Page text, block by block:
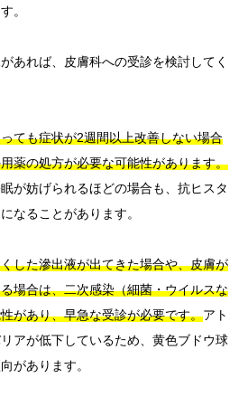
。
あれば、皮膚科への受診を検討してく
ても症状が2週間以上改善しない場合
薬の処方が必要な可能性があります。
が妨げられるほどの場合も、抗ヒスタ
なることがあります。
した滲出液が出てきた場合や、皮膚が
場合は、二次感染（細菌・ウイルスな
があり、早急な受診が必要です。アト
アが低下しているため、黄色ブドウ球
があります。